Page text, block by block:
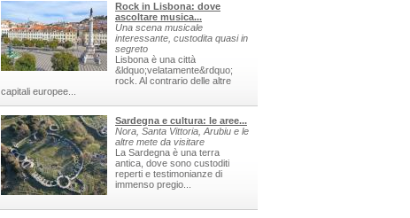
Rock in Lisbona: dove
ascoltare musica...
Una scena musicale
interessante, custodita quasi in
segreto
Lisbona è una città
&ldquo;velatamente&rdquo;
rock. Al contrario delle altre
capitali europee...
Sardegna e cultura: le aree...
Nora, Santa Vittoria, Arubiu e le
altre mete da visitare
La Sardegna è una terra
antica, dove sono custoditi
reperti e testimonianze di
immenso pregio...